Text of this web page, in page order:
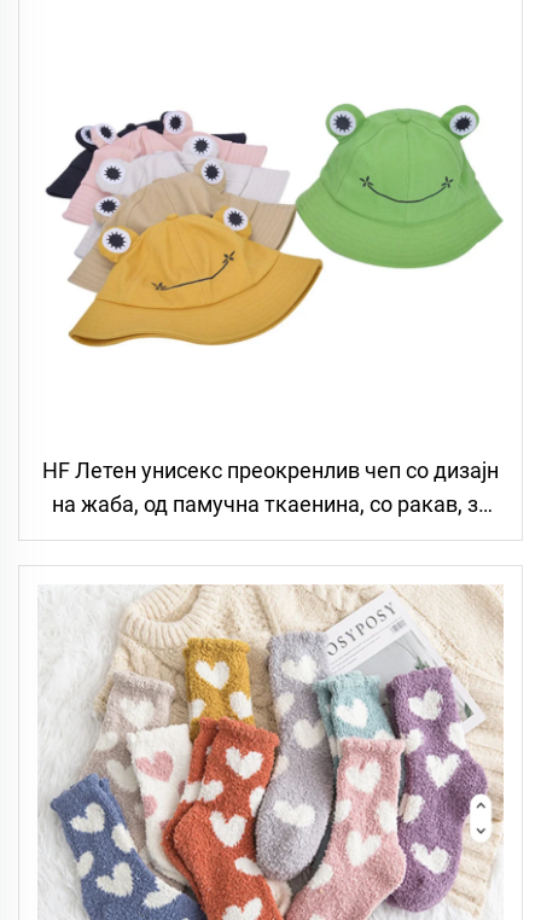
HF Летен унисекс преокренлив чеп со дизајн
на жаба, од памучна ткаенина, со ракав, за
споменици, за возрасни и деца